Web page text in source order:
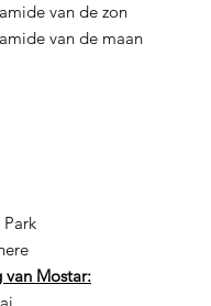
van de zon
van de maan
Park
van Mostar: